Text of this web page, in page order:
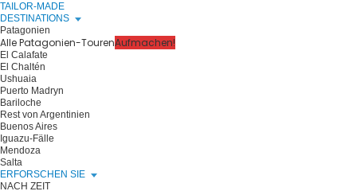
TAILOR-MADE
DESTINATIONS
Patagonien
Alle Patagonien-TourenAufmachen!
El Calafate
El Chaltén
Ushuaia
Puerto Madryn
Bariloche
Rest von Argentinien
Buenos Aires
Iguazu-Fälle
Mendoza
Salta
ERFORSCHEN SIE
NACH ZEIT